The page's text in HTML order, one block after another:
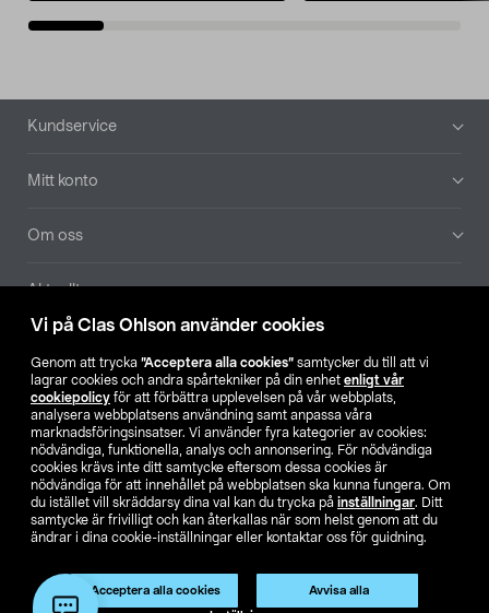
Vi på Clas Ohlson använder cookies
Genom att trycka ”Acceptera alla cookies” samtycker du till att vi
lagrar cookies och andra spårtekniker på din enhet enligt vår
cookiepolicy för att förbättra upplevelsen på vår webbplats,
analysera webbplatsens användning samt anpassa våra
marknadsföringsinsatser. Vi använder fyra kategorier av cookies:
nödvändiga, funktionella, analys och annonsering. För nödvändiga
cookies krävs inte ditt samtycke eftersom dessa cookies är
nödvändiga för att innehållet på webbplatsen ska kunna fungera. Om
du istället vill skräddarsy dina val kan du trycka på inställningar. Ditt
samtycke är frivilligt och kan återkallas när som helst genom att du
ändrar i dina cookie-inställningar eller kontaktar oss för guidning.
Acceptera alla cookies Avvisa alla
Sidfot
Kundservice
Mitt konto
Om oss
Aktuellt
Hitta butik
SE NO FI
Köpvillkor Privacy statement Klubbvillkor För företag